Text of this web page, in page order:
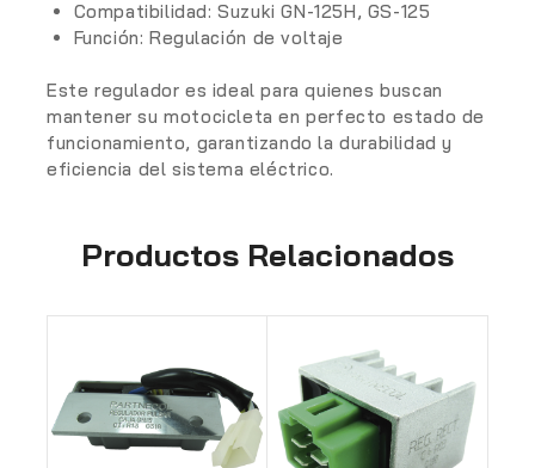
Compatibilidad: Suzuki GN-125H, GS-125
Función: Regulación de voltaje
Este regulador es ideal para quienes buscan
mantener su motocicleta en perfecto estado de
funcionamiento, garantizando la durabilidad y
eficiencia del sistema eléctrico.
Productos Relacionados